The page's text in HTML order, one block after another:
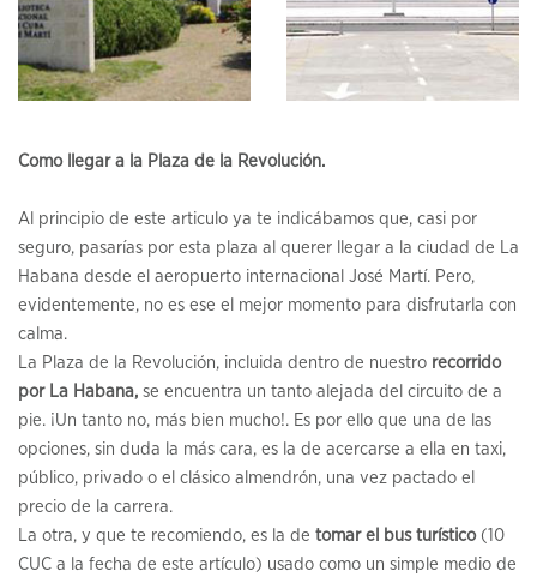
Como llegar a la Plaza de la Revolución.
Al principio de este articulo ya te indicábamos que, casi por
seguro, pasarías por esta plaza al querer llegar a la ciudad de La
Habana desde el aeropuerto internacional José Martí. Pero,
evidentemente, no es ese el mejor momento para disfrutarla con
calma.
La Plaza de la Revolución, incluida dentro de nuestro recorrido
por La Habana, se encuentra un tanto alejada del circuito de a
pie. ¡Un tanto no, más bien mucho!. Es por ello que una de las
opciones, sin duda la más cara, es la de acercarse a ella en taxi,
público, privado o el clásico almendrón, una vez pactado el
precio de la carrera.
La otra, y que te recomiendo, es la de tomar el bus turístico(10
CUC a la fecha de este artículo) usado como un simple medio de